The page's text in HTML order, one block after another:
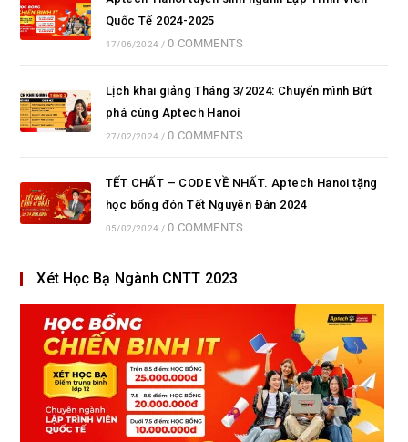
Quốc Tế 2024-2025
17/06/2024 / 0 COMMENTS
Lịch khai giảng Tháng 3/2024: Chuyển mình Bứt
phá cùng Aptech Hanoi
27/02/2024 / 0 COMMENTS
TẾT CHẤT – CODE VỀ NHẤT. Aptech Hanoi tặng
học bổng đón Tết Nguyên Đán 2024
05/02/2024 / 0 COMMENTS
Xét Học Bạ Ngành CNTT 2023